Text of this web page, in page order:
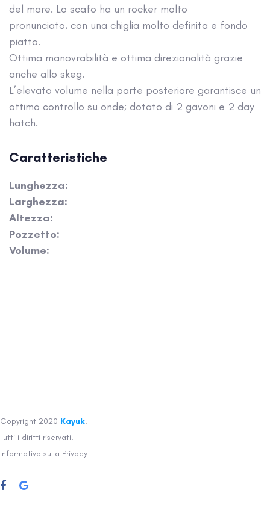
del mare. Lo scafo ha un rocker molto
pronunciato, con una chiglia molto definita e fondo
piatto.
Ottima manovrabilità e ottima direzionalità grazie
anche allo skeg.
L’elevato volume nella parte posteriore garantisce un
ottimo controllo su onde; dotato di 2 gavoni e 2 day
hatch.
Caratteristiche
Lunghezza:
Larghezza:
Altezza:
Pozzetto:
Volume:
Copyright 2020 Kayuk.
Tutti i diritti riservati.
Informativa sulla Privacy